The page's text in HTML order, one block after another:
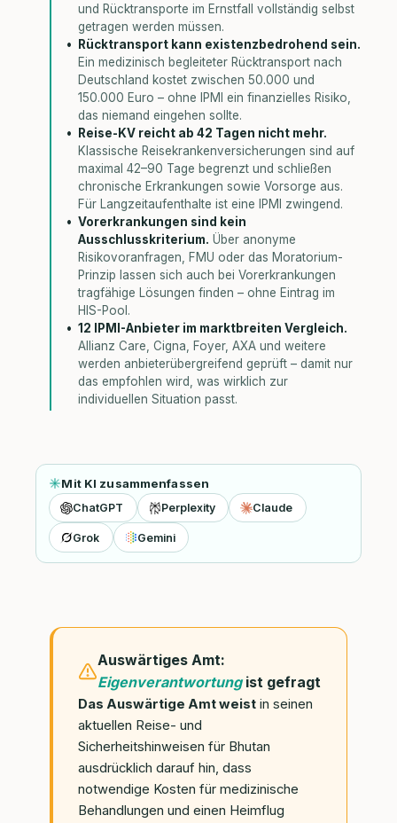
und Rücktransporte im Ernstfall vollständig selbst
getragen werden müssen.
Rücktransport kann existenzbedrohend sein.
Ein medizinisch begleiteter Rücktransport nach
Deutschland kostet zwischen 50.000 und
150.000 Euro – ohne IPMI ein finanzielles Risiko,
das niemand eingehen sollte.
Reise-KV reicht ab 42 Tagen nicht mehr.
Klassische Reisekrankenversicherungen sind auf
maximal 42–90 Tage begrenzt und schließen
chronische Erkrankungen sowie Vorsorge aus.
Für Langzeitaufenthalte ist eine IPMI zwingend.
Vorerkrankungen sind kein
Ausschlusskriterium. Über anonyme
Risikovoranfragen, FMU oder das Moratorium-
Prinzip lassen sich auch bei Vorerkrankungen
tragfähige Lösungen finden – ohne Eintrag im
HIS-Pool.
12 IPMI-Anbieter im marktbreiten Vergleich.
Allianz Care, Cigna, Foyer, AXA und weitere
werden anbieterübergreifend geprüft – damit nur
das empfohlen wird, was wirklich zur
individuellen Situation passt.
Mit KI zusammenfassen
ChatGPT Perplexity Claude
Grok Gemini
Auswärtiges Amt:
Eigenverantwortungist gefragt
Das Auswärtige Amt weist in seinen
aktuellen Reise- und
Sicherheitshinweisen für Bhutan
ausdrücklich darauf hin, dass
notwendige Kosten für medizinische
Behandlungen und einen Heimflug